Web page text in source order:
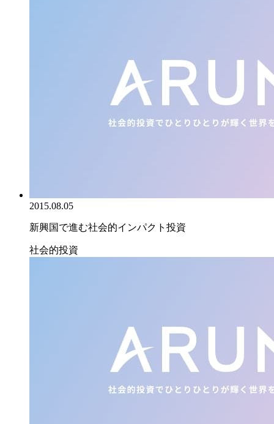
2015.08.05
新興国で進む社会的インパクト投資
社会的投資